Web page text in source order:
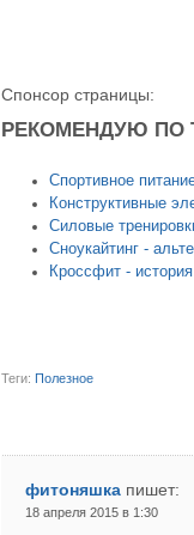
Спонсор страницы:
РЕКОМЕНДУЮ ПО
Спортивное
Конструктивные
Силовые
Сноукайтинг -
Кроссфит -
Теги: Полезное
фитоняшка пишет:
18 апреля 2015 в 1:30